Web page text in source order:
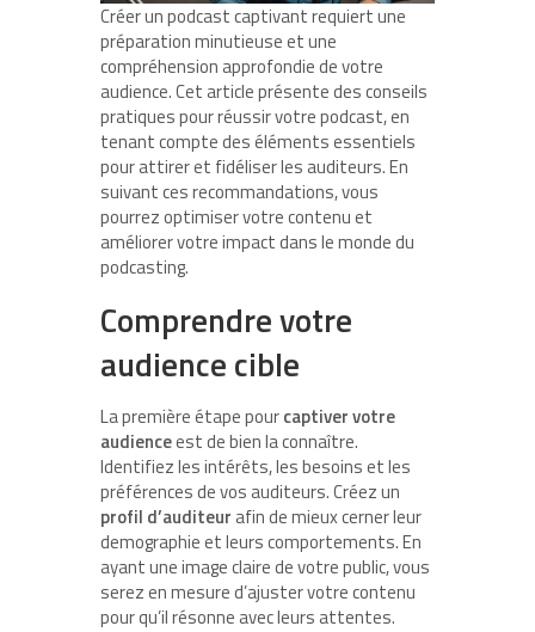
Créer un podcast captivant requiert une
préparation minutieuse et une
compréhension approfondie de votre
audience. Cet article présente des conseils
pratiques pour réussir votre podcast, en
tenant compte des éléments essentiels
pour attirer et fidéliser les auditeurs. En
suivant ces recommandations, vous
pourrez optimiser votre contenu et
améliorer votre impact dans le monde du
podcasting.
Comprendre votre
audience cible
La première étape pourcaptiver votre
audienceest de bien la connaître.
Identifiez les intérêts, les besoins et les
préférences de vos auditeurs. Créez un
profil d’auditeur afin de mieux cerner leur
demographie et leurs comportements. En
ayant une image claire de votre public, vous
serez en mesure d’ajuster votre contenu
pour qu’il résonne avec leurs attentes.